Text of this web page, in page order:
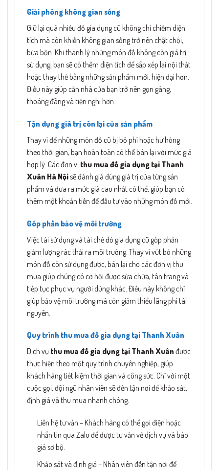
Giải phóng không gian sống
Giữ lại quá nhiều đồ gia dụng cũ không chỉ chiếm diện
tích mà còn khiến không gian sống trở nên chật chội,
bừa bộn. Khi thanh lý những món đồ không còn giá trị
sử dụng, bạn sẽ có thêm diện tích để sắp xếp lại nội thất
hoặc thay thế bằng những sản phẩm mới, hiện đại hơn.
Điều này giúp căn nhà của bạn trở nên gọn gàng,
thoáng đãng và tiện nghi hơn.
Tận dụng giá trị còn lại của sản phẩm
Thay vì để những món đồ cũ bị bỏ phí hoặc hư hỏng
theo thời gian, bạn hoàn toàn có thể bán lại với mức giá
hợp lý. Các đơn vị thu mua đồ gia dụng tại Thanh
Xuân Hà Nộisẽ đánh giá đúng giá trị của từng sản
phẩm và đưa ra mức giá cao nhất có thể, giúp bạn có
thêm một khoản tiền để đầu tư vào những món đồ mới.
Góp phần bảo vệ môi trường
Việc tái sử dụng và tái chế đồ gia dụng cũ góp phần
giảm lượng rác thải ra môi trường. Thay vì vứt bỏ những
món đồ còn sử dụng được, bán lại cho các đơn vị thu
mua giúp chúng có cơ hội được sửa chữa, tân trang và
tiếp tục phục vụ người dùng khác. Điều này không chỉ
giúp bảo vệ môi trường mà còn giảm thiểu lãng phí tài
nguyên.
Quy trình thu mua đồ gia dụng tại Thanh Xuân
Dịch vụ thu mua đồ gia dụng tại Thanh Xuân được
thực hiện theo một quy trình chuyên nghiệp, giúp
khách hàng tiết kiệm thời gian và công sức. Chỉ với một
cuộc gọi, đội ngũ nhân viên sẽ đến tận nơi để khảo sát,
định giá và thu mua nhanh chóng.
Liên hệ tư vấn – Khách hàng có thể gọi điện hoặc
nhắn tin qua Zalo để được tư vấn về dịch vụ và báo
giá sơ bộ.
Khảo sát và định giá – Nhân viên đến tận nơi để